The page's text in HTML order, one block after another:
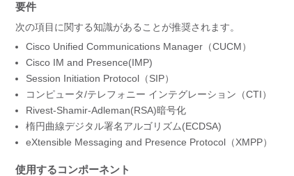
要件
次の項目に関する知識があることが推奨されます。
Cisco Unified Communications Manager（CUCM）
Cisco IM and Presence(IMP)
Session Initiation Protocol（SIP）
コンピュータ/テレフォニー インテグレーション（CTI）
Rivest-Shamir-Adleman(RSA)暗号化
楕円曲線デジタル署名アルゴリズム(ECDSA)
eXtensible Messaging and Presence Protocol（XMPP）
使用するコンポーネント